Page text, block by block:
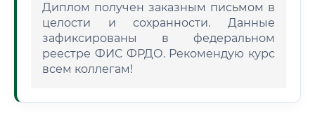
Диплом получен заказным письмом в
целости и сохранности. Данные
зафиксированы в федеральном
реестре ФИС ФРДО. Рекомендую курс
всем коллегам!